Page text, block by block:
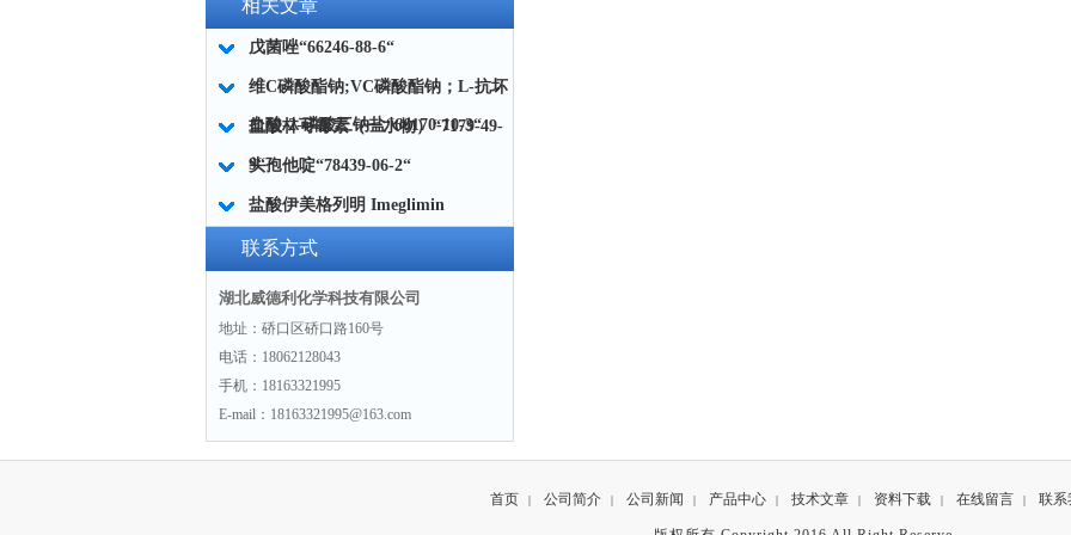
相关文章
戊菌唑“66246-88-6“
维C磷酸酯钠;VC磷酸酯钠；L-抗坏
血酸-2-磷酸三钠盐“66170-10-3“
盐酸林可霉素（一水物）“7179-49-
9“
头孢他啶“78439-06-2“
盐酸伊美格列明 Imeglimin
(hydrochloride)“775351-61-6“
联系方式
湖北威德利化学科技有限公司
地址：硚口区硚口路160号
电话：18062128043
手机：18163321995
E-mail：18163321995@163.com
首页 | 公司简介 | 公司新闻 | 产品中心 | 技术文章 | 资料下载 | 在线留言 | 联系